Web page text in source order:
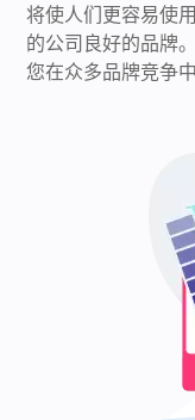
将使人们更容易使
的公司良好的品牌
您在众多品牌竞争